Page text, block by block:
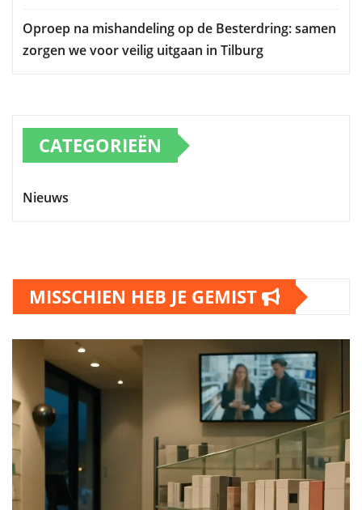
Oproep na mishandeling op de Besterdring: samen
zorgen we voor veilig uitgaan in Tilburg
CATEGORIEËN
Nieuws
MISSCHIEN HEB JE GEMIST